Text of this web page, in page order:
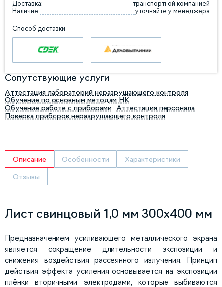
Доставка:
транспортной компанией
Наличие:
уточняйте у менеджера
Способ доставки
Сопутствующие услуги
Аттестация лабораторий неразрушающего контроля
Обучение по основным методам НК
Обучение работе с приборами
Аттестация персонала
Поверка приборов неразрушающего контроля
Описание Особенности Характеристики
Отзывы
Лист свинцовый 1,0 мм 300х400 мм
Предназначением усиливающего металлического экрана
является сокращение длительности экспозиции и
снижения воздействия рассеянного излучения. Принцип
действия эффекта усиления основывается на экспозиции
плёнки вторичными электродами, которые выбиваются